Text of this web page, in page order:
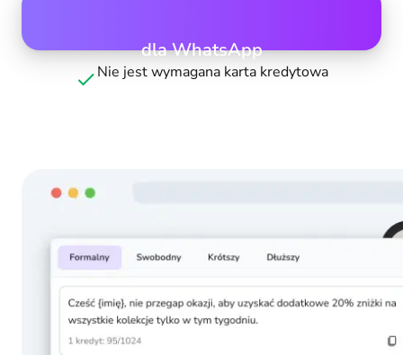
dla WhatsApp
Nie jest wymagana karta kredytowa